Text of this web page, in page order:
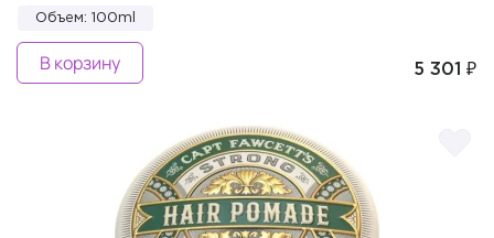
Объем: 100ml
5 301 ₽
В корзину